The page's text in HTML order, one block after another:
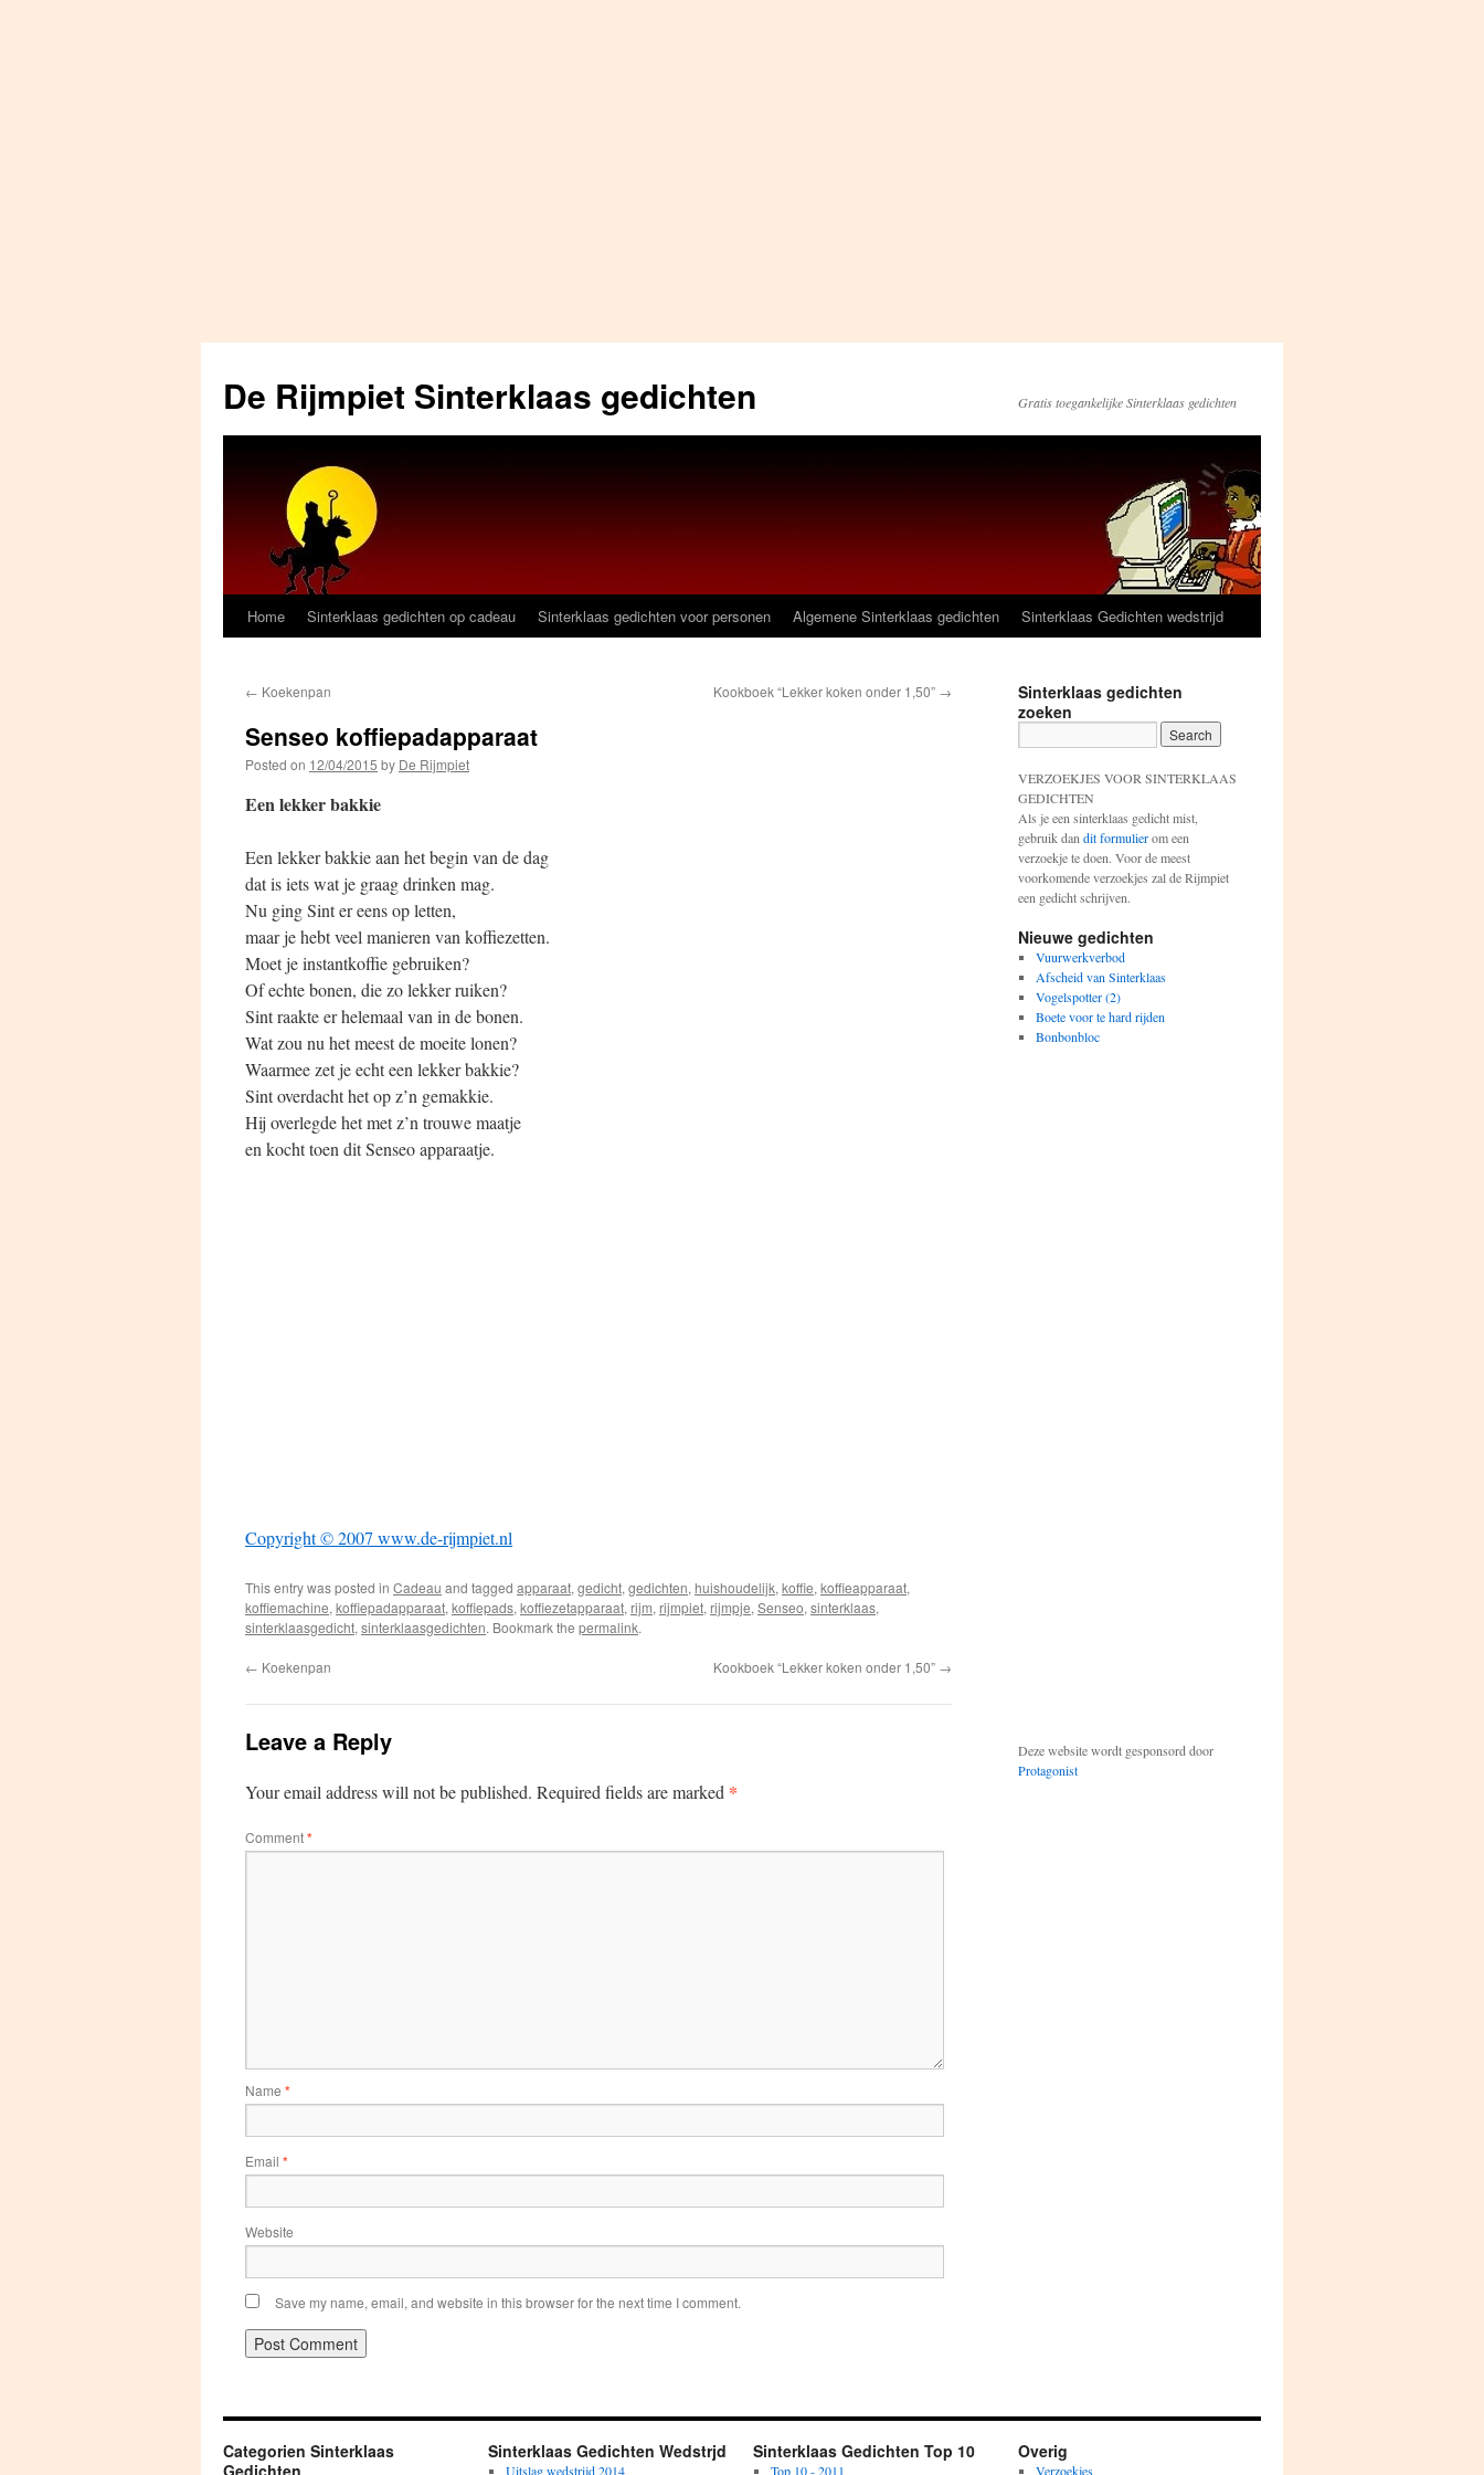
content
De Rijmpiet Sinterklaas gedichten Gratis toegankelijke Sinterklaas gedichten
Home Sinterklaas gedichten op cadeau Sinterklaas gedichten voor personen Algemene Sinterklaas gedichten Sinterklaas Gedichten wedstrijd
← Koekenpan Kookboek “Lekker koken onder 1,50” →
Senseo koffiepadapparaat
Posted on 12/04/2015 by De Rijmpiet
Een lekker bakkie
Een lekker bakkie aan het begin van de dag
dat is iets wat je graag drinken mag.
Nu ging Sint er eens op letten,
maar je hebt veel manieren van koffiezetten.
Moet je instantkoffie gebruiken?
Of echte bonen, die zo lekker ruiken?
Sint raakte er helemaal van in de bonen.
Wat zou nu het meest de moeite lonen?
Waarmee zet je echt een lekker bakkie?
Sint overdacht het op z’n gemakkie.
Hij overlegde het met z’n trouwe maatje
en kocht toen dit Senseo apparaatje.
Copyright © 2007 www.de-rijmpiet.nl
This entry was posted in Cadeau and tagged apparaat, gedicht, gedichten, huishoudelijk, koffie, koffieapparaat,
koffiemachine, koffiepadapparaat, koffiepads, koffiezetapparaat, rijm, rijmpiet, rijmpje, Senseo, sinterklaas,
sinterklaasgedicht, sinterklaasgedichten. Bookmark the permalink.
← Koekenpan Kookboek “Lekker koken onder 1,50” →
Leave a Reply
Your email address will not be published. Required fields are marked *
Comment*
Name *
Email *
Website
Save my name, email, and website in this browser for the next time I comment.
Sinterklaas gedichten
zoeken
VERZOEKJES VOOR SINTERKLAAS
GEDICHTEN
Als je een sinterklaas gedicht mist,
gebruik dan dit formulierom een
verzoekje te doen. Voor de meest
voorkomende verzoekjes zal de Rijmpiet
een gedicht schrijven.
Nieuwe gedichten
Vuurwerkverbod
Afscheid van Sinterklaas
Vogelspotter (2)
Boete voor te hard rijden
Bonbonbloc
Deze website wordt gesponsord door
Protagonist
Categorien Sinterklaas
Gedichten
Sinterklaas Gedichten Wedstrjd
Uitslag wedstrijd 2014
Sinterklaas Gedichten Top 10
Top 10 - 2011
Overig
Verzoekjes